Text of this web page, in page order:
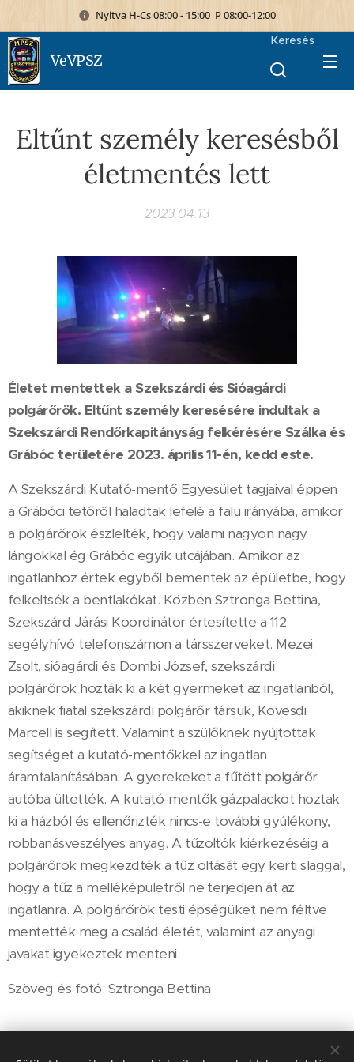
Nyitva H-Cs 08:00 - 15:00 P 08:00-12:00
VeVPSZ
Keresés
Eltűnt személy keresésből
életmentés lett
2023.04.13
Életet mentettek a Szekszárdi és Sióagárdi
polgárőrök. Eltűnt személy keresésére indultak a
Szekszárdi Rendőrkapitányság felkérésére Szálka és
Grábóc területére 2023. április 11-én, kedd este.
A Szekszárdi Kutató-mentő Egyesület tagjaival éppen
a Grábóci tetőről haladtak lefelé a falu irányába, amikor
a polgárőrök észlelték, hogy valami nagyon nagy
lángokkal ég Grábóc egyik utcájában. Amikor az
ingatlanhoz értek egyből bementek az épületbe, hogy
felkeltsék a bentlakókat. Közben Sztronga Bettina,
Szekszárd Járási Koordinátor értesítette a 112
segélyhívó telefonszámon a társszerveket. Mezei
Zsolt, sióagárdi és Dombi József, szekszárdi
polgárőrök hozták ki a két gyermeket az ingatlanból,
akiknek fiatal szekszárdi polgárőr társuk, Kövesdi
Marcell is segített. Valamint a szülőknek nyújtottak
segítséget a kutató-mentőkkel az ingatlan
áramtalanításában. A gyerekeket a fűtött polgárőr
autóba ültették. A kutató-mentők gázpalackot hoztak
ki a házból és ellenőrizték nincs-e további gyúlékony,
robbanásveszélyes anyag. A tűzoltók kiérkezéséig a
polgárőrök megkezdték a tűz oltását egy kerti slaggal,
hogy a tűz a melléképületről ne terjedjen át az
ingatlanra. A polgárőrök testi épségüket nem féltve
mentették meg a család életét, valamint az anyagi
javakat igyekeztek menteni.
Szöveg és fotó: Sztronga Bettina
Share